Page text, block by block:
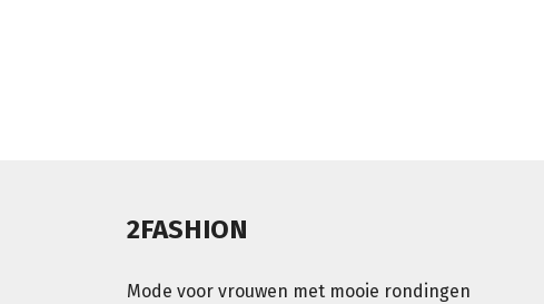
2FASHION
Mode voor vrouwen met mooie rondingen